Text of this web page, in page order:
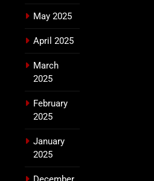
May 2025
April 2025
March
2025
February
2025
January
2025